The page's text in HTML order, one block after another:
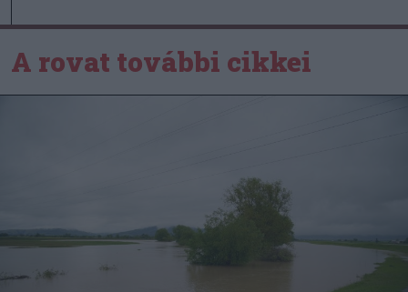
A rovat további cikkei